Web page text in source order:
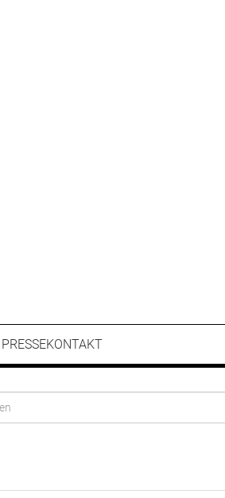
PRESSEKONTAKT